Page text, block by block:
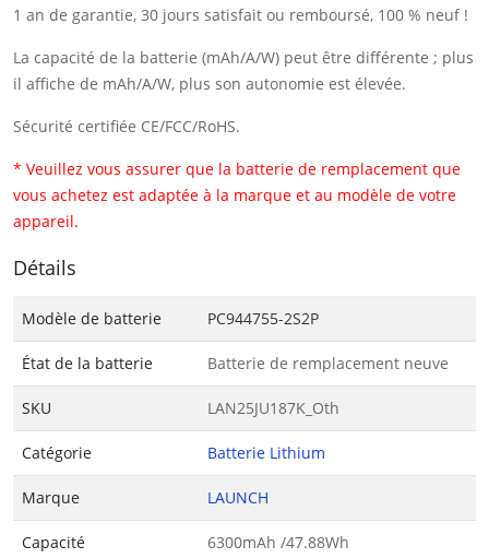
1 an de garantie, 30 jours satisfait ou remboursé, 100 % neuf !
La capacité de la batterie (mAh/A/W) peut être différente ; plus
il affiche de mAh/A/W, plus son autonomie est élevée.
Sécurité certifiée CE/FCC/RoHS.
* Veuillez vous assurer que la batterie de remplacement que
vous achetez est adaptée à la marque et au modèle de votre
appareil.
Détails
Modèle de batterie PC944755-2S2P
État de la batterie Batterie de remplacement neuve
SKU LAN25JU187K_Oth
Catégorie Batterie Lithium
Marque LAUNCH
Capacité 6300mAh /47.88Wh